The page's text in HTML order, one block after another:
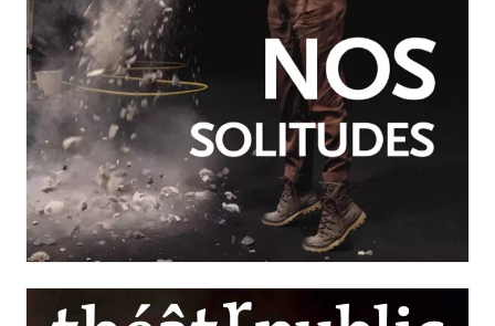
JUILLET-SEPTEMBRE 2026
N°260
Nos solitudes